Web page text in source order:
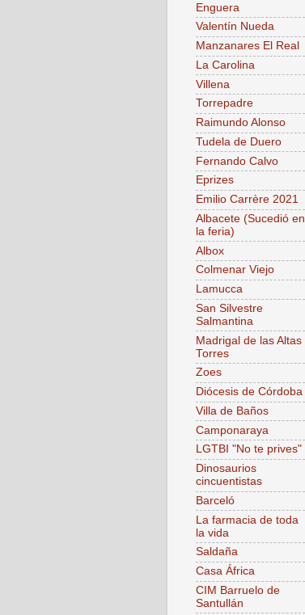
Enguera
Valentín Nueda
Manzanares El Real
La Carolina
Villena
Torrepadre
Raimundo Alonso
Tudela de Duero
Fernando Calvo
Eprizes
Emilio Carrère 2021
Albacete (Sucedió en
la feria)
Albox
Colmenar Viejo
Lamucca
San Silvestre
Salmantina
Madrigal de las Altas
Torres
Zoes
Diócesis de Córdoba
Villa de Baños
Camponaraya
LGTBI "No te prives"
Dinosaurios
cincuentistas
Barceló
La farmacia de toda
la vida
Saldaña
Casa África
CIM Barruelo de
Santullán